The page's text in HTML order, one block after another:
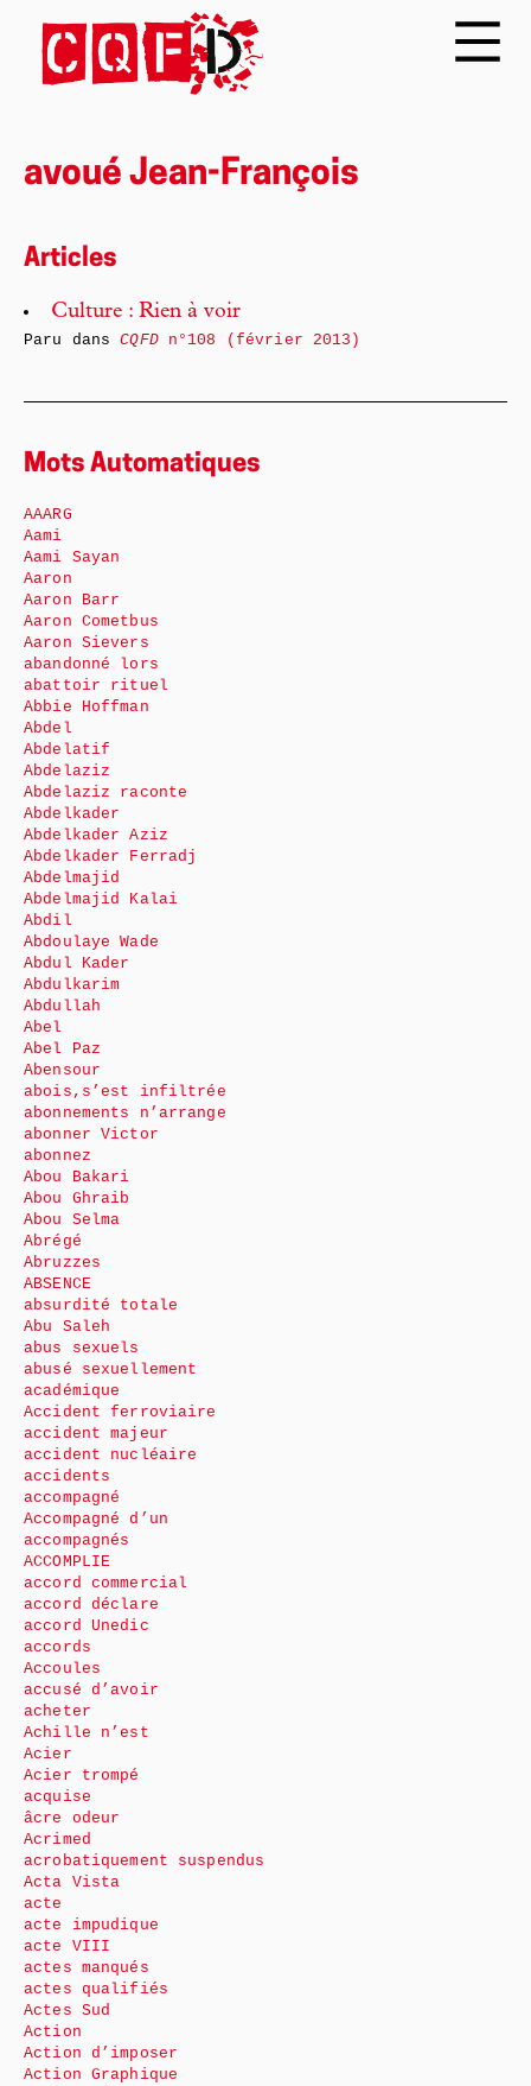
avoué Jean-François
Articles
Culture : Rien à voir
Paru dansCQFDn°108 (février 2013)
Mots Automatiques
AAARG
Aami
Aami Sayan
Aaron
Aaron Barr
Aaron Cometbus
Aaron Sievers
abandonné lors
abattoir rituel
Abbie Hoffman
Abdel
Abdelatif
Abdelaziz
Abdelaziz raconte
Abdelkader
Abdelkader Aziz
Abdelkader Ferradj
Abdelmajid
Abdelmajid Kalai
Abdil
Abdoulaye Wade
Abdul Kader
Abdulkarim
Abdullah
Abel
Abel Paz
Abensour
abois,s’est infiltrée
abonnements n’arrange
abonner Victor
abonnez
Abou Bakari
Abou Ghraib
Abou Selma
Abrégé
Abruzzes
ABSENCE
absurdité totale
Abu Saleh
abus sexuels
abusé sexuellement
académique
Accident ferroviaire
accident majeur
accident nucléaire
accidents
accompagné
Accompagné d’un
accompagnés
ACCOMPLIE
accord commercial
accord déclare
accord Unedic
accords
Accoules
accusé d’avoir
acheter
Achille n’est
Acier
Acier trompé
acquise
âcre odeur
Acrimed
acrobatiquement suspendus
Acta Vista
acte
acte impudique
acte VIII
actes manqués
actes qualifiés
Actes Sud
Action
Action d’imposer
Action Graphique